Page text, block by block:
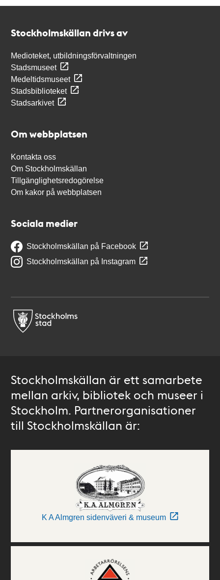
Stockholmskällan drivs av
Medioteket, utbildningsförvaltningen
Stadsmuseet
Medeltidsmuseet
Stadsbiblioteket
Stadsarkivet
Om webbplatsen
Kontakta oss
Om Stockholmskällan
Tillgänglighetsredogörelse
Om kakor på webbplatsen
Sociala medier
Stockholmskällan på Facebook
Stockholmskällan på Instagram
Stockholmskällan är ett samarbete
mellan arkiv, bibliotek och museer i
Stockholm. Partnerorganisationer
till Stockholmskällan är:
K A Almgren sidenväveri & museum